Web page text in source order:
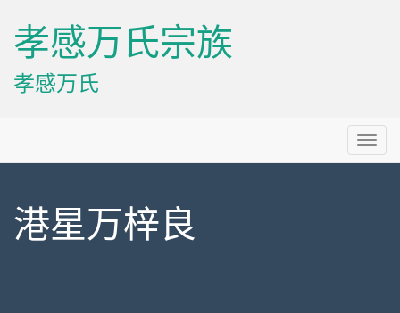
孝感万氏宗族
孝感万氏
Menu
港星万梓良